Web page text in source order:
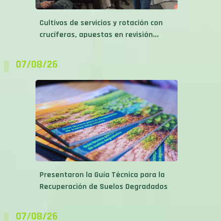
Cultivos de servicios y rotación con
crucíferas, apuestas en revisión...
07/08/26
Presentaron la Guía Técnica para la
Recuperación de Suelos Degradados
07/08/26